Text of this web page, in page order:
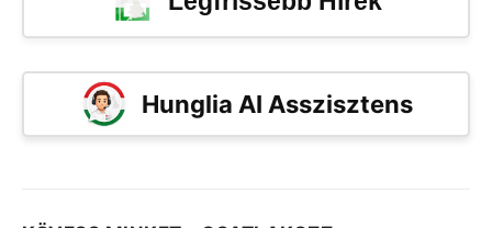
Hunglia AI Asszisztens